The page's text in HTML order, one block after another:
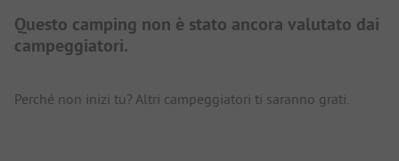
Questo camping non è stato ancora valutato dai
campeggiatori.
Perché non inizi tu? Altri campeggiatori ti saranno grati.